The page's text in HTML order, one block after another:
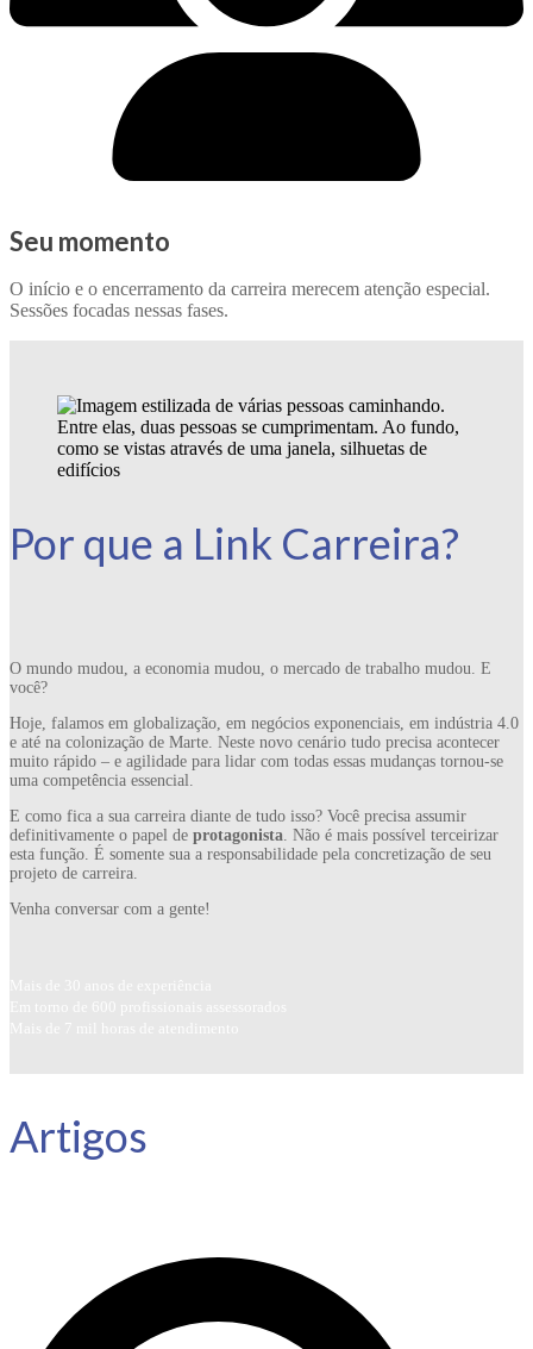
Seu momento
O início e o encerramento da carreira merecem atenção especial.
Sessões focadas nessas fases.
Por que a Link Carreira?
O mundo mudou, a economia mudou, o mercado de trabalho mudou. E
você?
Hoje, falamos em globalização, em negócios exponenciais, em indústria 4.0
e até na colonização de Marte. Neste novo cenário tudo precisa acontecer
muito rápido – e agilidade para lidar com todas essas mudanças tornou-se
uma competência essencial.
E como fica a sua carreira diante de tudo isso? Você precisa assumir
definitivamente o papel de protagonista. Não é mais possível terceirizar
esta função. É somente sua a responsabilidade pela concretização de seu
projeto de carreira.
Venha conversar com a gente!
Artigos